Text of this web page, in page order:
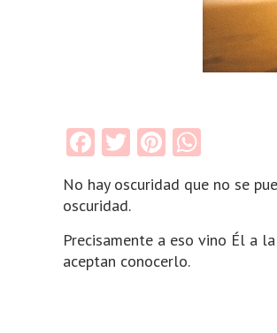
Facebook
TwitterPinterest
No hay oscuridad que no se
oscuridad.
Precisamente a eso vino Él a
aceptan conocerlo.